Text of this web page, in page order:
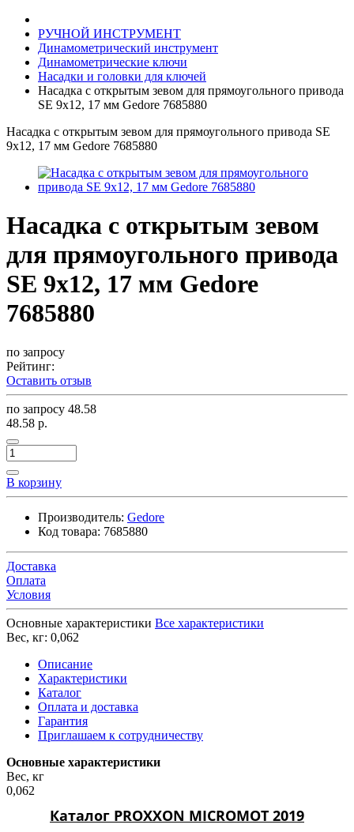
РУЧНОЙ ИНСТРУМЕНТ
Динамометрический инструмент
Динамометрические ключи
Насадки и головки для ключей
Насадка с открытым зевом для прямоугольного привода
SE 9x12, 17 мм Gedore 7685880
Насадка с открытым зевом для прямоугольного привода SE
9x12, 17 мм Gedore 7685880
Насадка с открытым зевом
для прямоугольного привода
SE 9x12, 17 мм Gedore
7685880
по запросу
Рейтинг:
Оставить отзыв
по запросу 48.58
48.58 р.
В корзину
Производитель: Gedore
Код товара: 7685880
Доставка
Оплата
Условия
Основные характеристики Все характеристики
Вес, кг: 0,062
Описание
Характеристики
Каталог
Оплата и доставка
Гарантия
Приглашаем к сотрудничеству
Основные характеристики
Вес, кг
0,062
Каталог PROXXON MICROMOT 2019